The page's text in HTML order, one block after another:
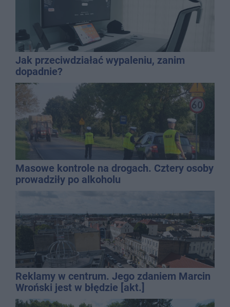
Jak przeciwdziałać wypaleniu, zanim
dopadnie?
Masowe kontrole na drogach. Cztery osoby
prowadziły po alkoholu
Reklamy w centrum. Jego zdaniem Marcin
Wroński jest w błędzie [akt.]